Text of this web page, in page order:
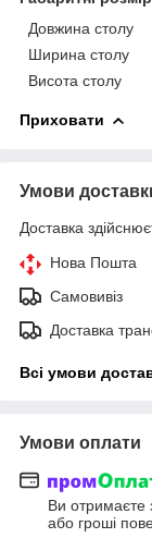
Довжина столу
Ширина столу
Висота столу
Приховати
Умови
Доставка
Нова Пошта
Самовивіз
Доставка
Всі умови
Умови оплати
Ви отримаєте
або гроші